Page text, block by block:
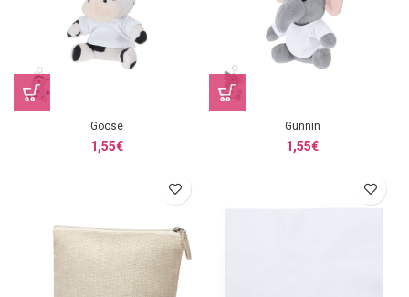
Goose
1,55€
Gunnin
1,55€